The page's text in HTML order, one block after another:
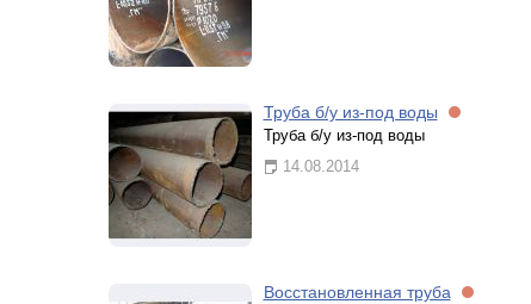
Труба б/у из-под воды
Труба б/у из-под воды
14.08.2014
Восстановленная труба